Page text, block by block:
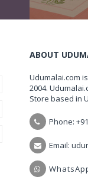
ABOUT
Udumalai.com
2004.
Store based in
Phone:
Email: